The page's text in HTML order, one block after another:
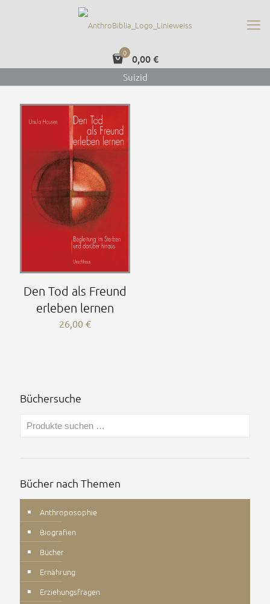
0 0,00 €
Suizid
Den Tod als Freund
erleben lernen
26,00€
Büchersuche
Bücher nach Themen
Anthroposophie
Biografien
Bücher
Ernährung
Erziehungsfragen